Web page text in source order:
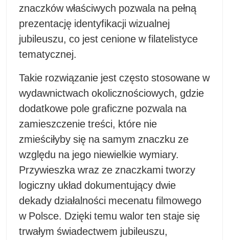
znaczków właściwych pozwala na pełną
prezentację identyfikacji wizualnej
jubileuszu, co jest cenione w filatelistyce
tematycznej.
Takie rozwiązanie jest często stosowane w
wydawnictwach okolicznościowych, gdzie
dodatkowe pole graficzne pozwala na
zamieszczenie treści, które nie
zmieściłyby się na samym znaczku ze
względu na jego niewielkie wymiary.
Przywieszka wraz ze znaczkami tworzy
logiczny układ dokumentujący dwie
dekady działalności mecenatu filmowego
w Polsce. Dzięki temu walor ten staje się
trwałym świadectwem jubileuszu,